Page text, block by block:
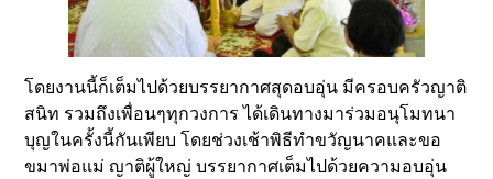
โดยงานนี้ก็เต็มไปด้วยบรรยากาศสุดอบอุ่น มีครอบครัวญาติ
สนิท รวมถึงเพื่อนๆทุกวงการ ได้เดินทางมาร่วมอนุโมทนา
บุญในครั้งนี้กันเพียบ โดยช่วงเช้าพิธีทำขวัญนาคและขอ
ขมาพ่อแม่ ญาติผู้ใหญ่ บรรยากาศเต็มไปด้วยความอบอุ่น